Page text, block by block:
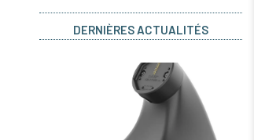
DERNIÈRES ACTUALITÉS